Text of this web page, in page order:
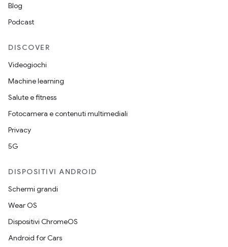
Blog
Podcast
DISCOVER
Videogiochi
Machine learning
Salute e fitness
Fotocamera e contenuti multimediali
Privacy
5G
DISPOSITIVI ANDROID
Schermi grandi
Wear OS
Dispositivi ChromeOS
Android for Cars